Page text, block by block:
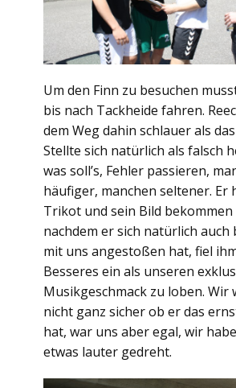
Um den Finn zu besuchen
bis nach Tackheide fahren.
dem Weg dahin schlauer als
Stellte sich natürlich als falsch
was soll’s, Fehler passieren,
häufiger, manchen seltener. Er
Trikot und sein Bild bekommen
nachdem er sich natürlich auch
mit uns angestoßen hat, fiel
Besseres ein als unseren
Musikgeschmack zu loben. Wir
nicht ganz sicher ob er das
hat, war uns aber egal, wir
etwas lauter gedreht.